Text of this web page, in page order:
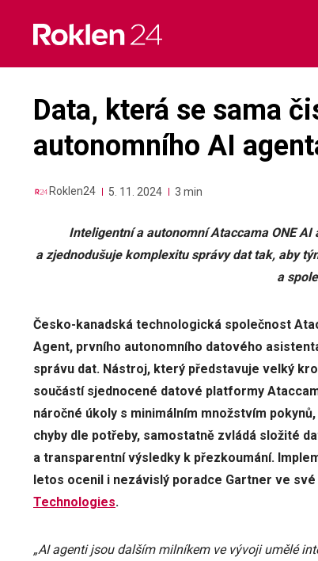
content
Data, která se sama
autonomního AI
Roklen24 5. 11. 2024 3 min
Inteligentní a autonomní Ataccama ONE
a zjednodušuje komplexitu správy dat tak, aby
a
Česko-kanadská technologická společnost
Agent, prvního autonomního datového
správu dat. Nástroj, který představuje velký
součástí sjednocené datové platformy
náročné úkoly s minimálním množstvím
chyby dle potřeby, samostatně zvládá složité
a transparentní výsledky k přezkoumání.
letos ocenil i nezávislý poradce Gartner ve
Technologies.
„AI agenti jsou dalším milníkem ve vývoji umělé